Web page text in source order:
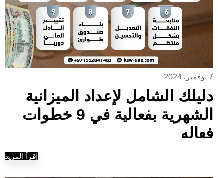
7 نوفمبر، 2024
دليلك الشامل لإعداد الميزانية
الشهرية بفعالية في 9 خطوات
فعاله
إقرأ المزيد